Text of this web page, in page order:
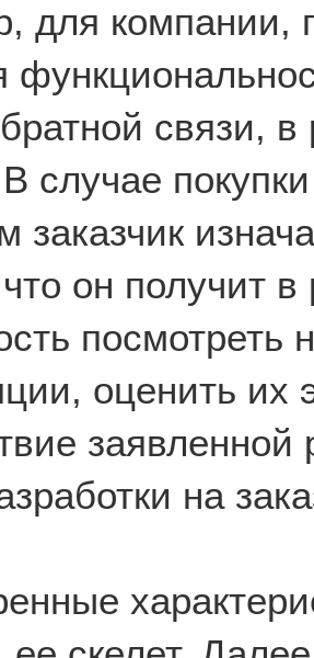
для компании,
связи,
случае
заказчик
он получит в
оценить их
на